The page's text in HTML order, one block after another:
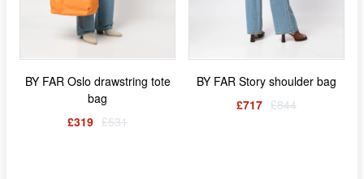
BY FAR Oslo drawstring tote
bag
£319 £531
BY FAR Story shoulder bag
£717 £844